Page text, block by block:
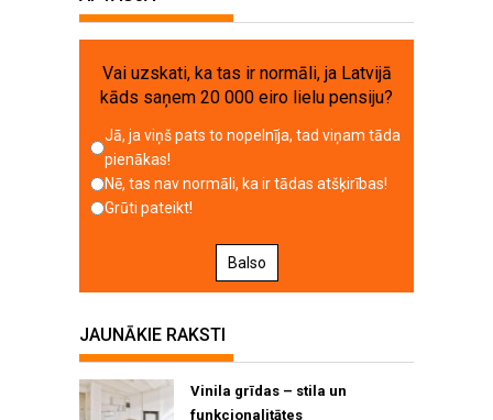
Vai uzskati, ka tas ir normāli, ja Latvijā
kāds saņem 20 000 eiro lielu pensiju?
Jā, ja viņš pats to nopelnīja, tad viņam tāda
pienākas!
Nē, tas nav normāli, ka ir tādas atšķirības!
Grūti pateikt!
Balso
JAUNĀKIE RAKSTI
Vinila grīdas – stila un
funkcionalitātes